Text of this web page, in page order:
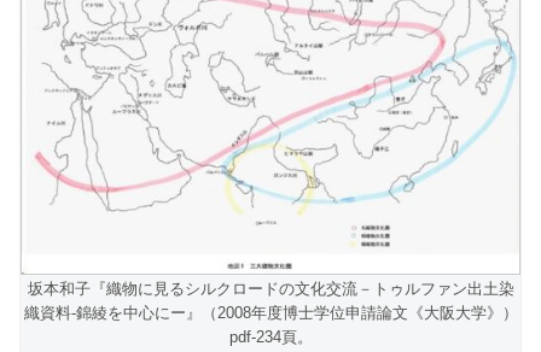
坂本和子『織物に見るシルクロードの文化交流－トゥルファン出土染
織資料-錦綾を中心にー』（2008年度博士学位申請論文《大阪大学》）
pdf-234頁。